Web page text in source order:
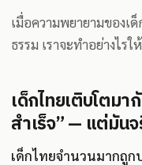
เมื่อความพยายามของเ
ธรรม เราจะทำอย่างไร
เด็กไทยเติบโตม
สำเร็จ” — แต่มัน
เด็กไทยจำนวนมากถูก